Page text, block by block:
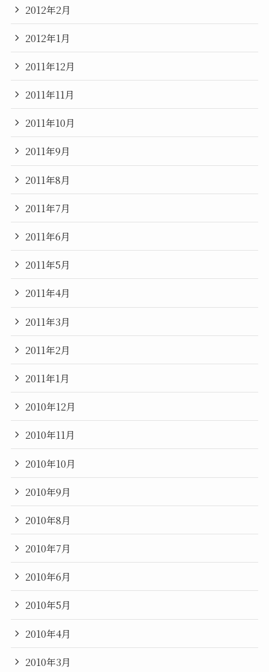
2012年2月
2012年1月
2011年12月
2011年11月
2011年10月
2011年9月
2011年8月
2011年7月
2011年6月
2011年5月
2011年4月
2011年3月
2011年2月
2011年1月
2010年12月
2010年11月
2010年10月
2010年9月
2010年8月
2010年7月
2010年6月
2010年5月
2010年4月
2010年3月